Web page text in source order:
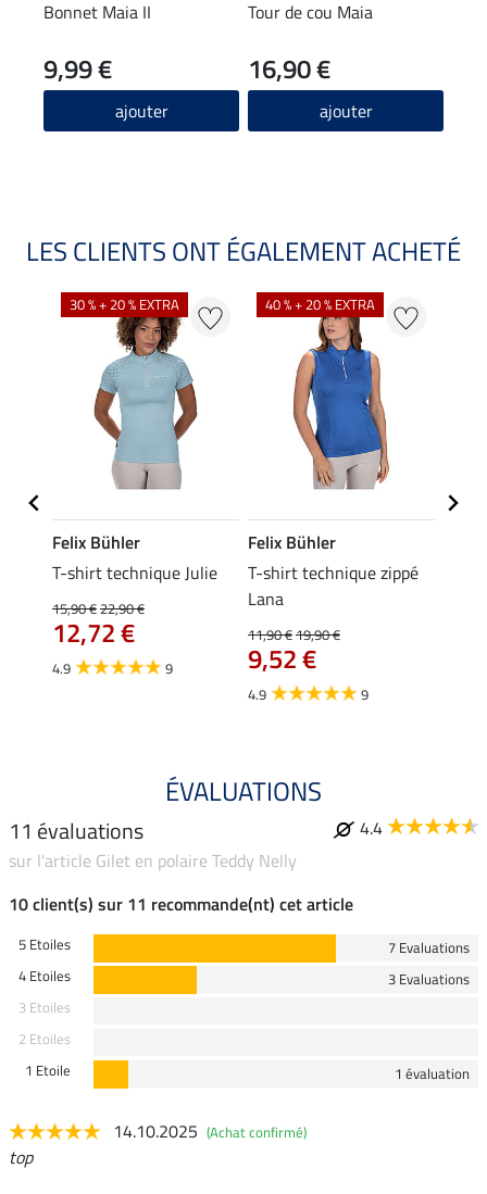
Bonnet Maia II
9,99 €
ajouter
Tour de cou Maia
16,90 €
ajouter
LES CLIENTS ONT ÉGALEMENT ACHETÉ
30 % + 20 % EXTRA
Felix Bühler
T-shirt technique Julie
15,90 €22,90 €
12,72 €
4.9 9
40 % + 20 % EXTRA
Felix Bühler
T-shirt technique zippé
Lana
11,90 €19,90 €
9,52 €
4.9 9
ÉVALUATIONS
11 évaluations
4.4
sur l'article Gilet en polaire Teddy Nelly
10 client(s) sur 11 recommande(nt) cet article
5 Etoiles
7 Evaluations
4 Etoiles
3 Evaluations
3 Etoiles
2 Etoiles
1 Etoile
1 évaluation
14.10.2025 (Achat confirmé)
top